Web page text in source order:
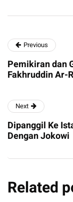
Previous
Pemikiran dan
Fakhruddin Ar-
Next
Dipanggil Ke
Dengan Jokowi
Related